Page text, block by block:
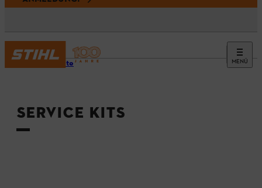
MENÜ
Startseite
SERVICE KITS